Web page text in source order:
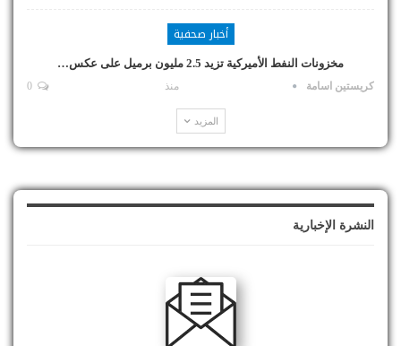
أخبار صحفية
مخزونات النفط الأميركية تزيد 2.5 مليون برميل على عكس…
كريستين اسامة منذ
المزيد
النشرة الإخبارية